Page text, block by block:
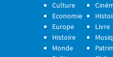
Culture
Economie
Europe
Histoire
Monde
Livre